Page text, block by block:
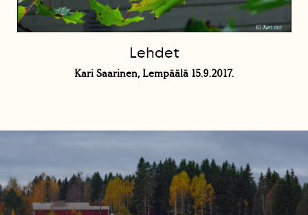
Lehdet
Kari Saarinen, Lempäälä 15.9.2017.